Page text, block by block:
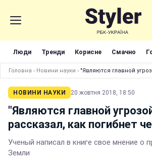
Люди Тренди Корисне Смачно
Головна › Новини науки › "Являются главной
НОВИНИ НАУКИ 20 жовтня 2018, 18:50
"Являются главной
рассказал, как погибнет
Ученый написал в книге свое мнение о
Земли